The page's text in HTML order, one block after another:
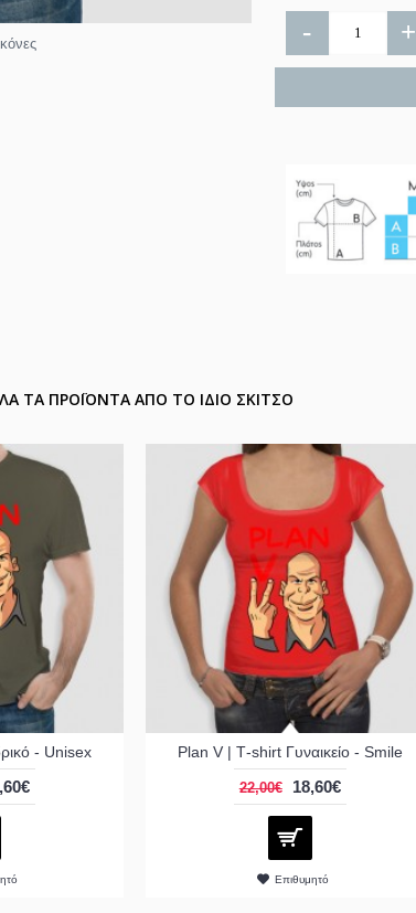
- +
ΤΑ ΠΡΟΪΟΝΤΑ ΑΠΟ ΤΟ ΙΔΙΟ ΣΚΙΤΣΟ
- Unisex Plan V | Τ-shirt Γυναικείο - Smile
22,00€ 18,60€
Επιθυμητό